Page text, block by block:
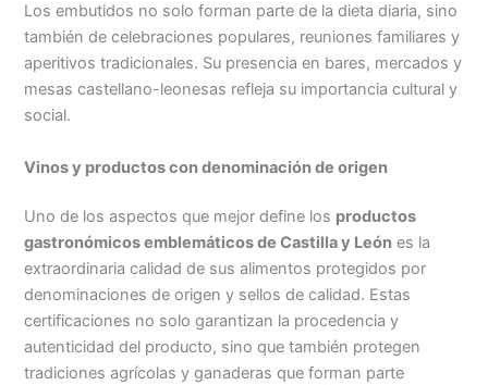
Los embutidos no solo forman parte de la dieta diaria, sino
también de celebraciones populares, reuniones familiares y
aperitivos tradicionales. Su presencia en bares, mercados y
mesas castellano-leonesas refleja su importancia cultural y
social.
Vinos y productos con denominación de origen
Uno de los aspectos que mejor define los productos
gastronómicos emblemáticos de Castilla y León es la
extraordinaria calidad de sus alimentos protegidos por
denominaciones de origen y sellos de calidad. Estas
certificaciones no solo garantizan la procedencia y
autenticidad del producto, sino que también protegen
tradiciones agrícolas y ganaderas que forman parte